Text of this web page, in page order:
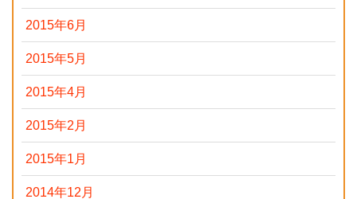
2015年6月
2015年5月
2015年4月
2015年2月
2015年1月
2014年12月